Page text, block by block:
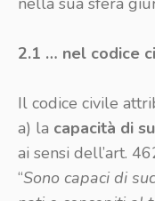
2.1 … nel codice
Il codice civile
a) la capacità di
ai sensi dell’art.
“Sono capaci di